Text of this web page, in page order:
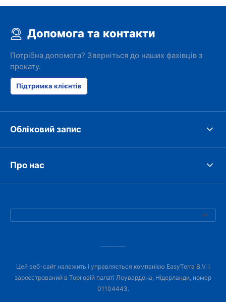
Допомога та контакти
Потрібна допомога? Зверніться до наших фахівців з
прокату.
Підтримка клієнтів
Обліковий запис
Про нас
Цей веб-сайт належить і управляється компанією EasyTerra B.V. і
зареєстрований в Торговій палаті Леувардена, Нідерланди, номер
01104443.